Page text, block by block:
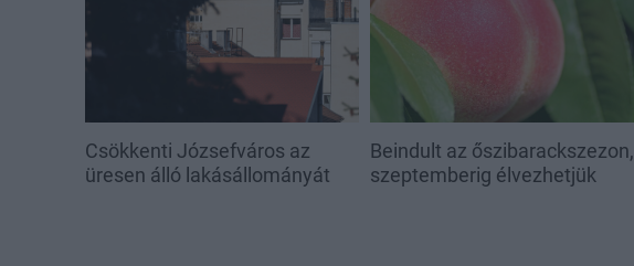
Csökkenti Józsefváros az
üresen álló lakásállományát
Beindult az őszibarackszezon,
szeptemberig élvezhetjük